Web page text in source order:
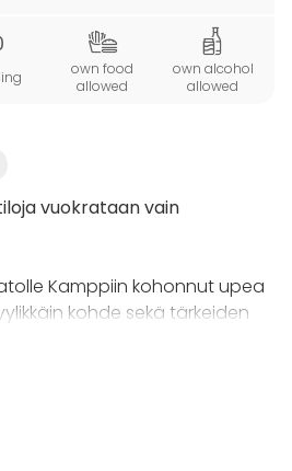
own food
allowed
own alcohol
allowed
vuokrataan vain
Kamppiin kohonnut upea
kohde sekä tärkeiden
yritysjuhlien
keskeisen sijainnin ansioista